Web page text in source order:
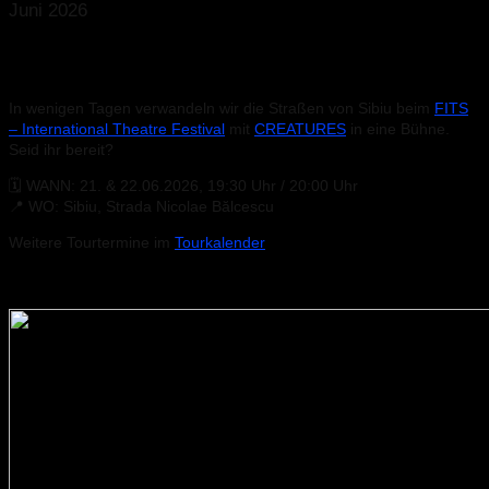
Juni 2026
In wenigen Tagen verwandeln wir die Straßen von Sibiu beim FITS
– International Theatre Festival mit CREATURES in eine Bühne.
Seid ihr bereit?
🗓️ WANN: 21. & 22.06.2026, 19:30 Uhr / 20:00 Uhr
📍 WO: Sibiu, Strada Nicolae Bălcescu
Weitere Tourtermine im Tourkalender